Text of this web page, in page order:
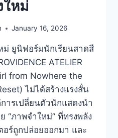
หม่
January 16, 2026
ม่ ยูนิฟอร์มนักเรียนสาดสี
ATELIER
from Nowhere the
ไม่ได้สร้างแรงสั่น
ารเปลี่ยนตัวนักแสดงนำ
“ภาพจำใหม่” ที่ทรงพลัง
ร์ถูกปล่อยออกมา และ